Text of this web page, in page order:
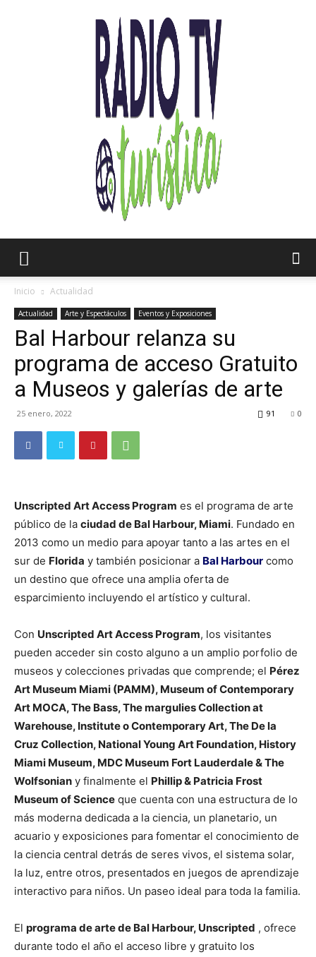
TV
Turística
Inicio Actualidad
Actualidad Arte y Espectáculos Eventos y Exposiciones
Bal Harbour relanza su
programa de acceso Gratuito
a Museos y galerías de arte
25 enero, 2022 0
91
Unscripted Art Access Program es el programa de arte
público de la ciudad de Bal Harbour, Miami. Fundado en
2013 como un medio para apoyar tanto a las artes en el
sur de Florida y también posicionar a Bal Harbour como
un destino que ofrece una amplia oferta de
esparcimiento incluyendo el artístico y cultural.
Con Unscripted Art Access Program, los visitantes
pueden acceder sin costo alguno a un amplio porfolio de
museos y colecciones privadas que comprende; el Pérez
Art Museum Miami (PAMM), Museum of Contemporary
Art MOCA, The Bass, The margulies Collection at
Warehouse, Institute o Contemporary Art, The De la
Cruz Collection, National Young Art Foundation, History
Miami Museum, MDC Museum Fort Lauderdale & The
Wolfsonian y finalmente el Phillip & Patricia Frost
Museum of Science que cuenta con una estructura de lo
más moderna dedicada a la ciencia, un planetario, un
acuario y exposiciones para fomentar el conocimiento de
la ciencia central detrás de seres vivos, el sistema solar,
la luz, entre otros, presentados en juegos de aprendizaje
interactivo para niños. Un paseo ideal para toda la familia.
El programa de arte de Bal Harbour, Unscripted , ofrece
durante todo el año el acceso libre y gratuito los